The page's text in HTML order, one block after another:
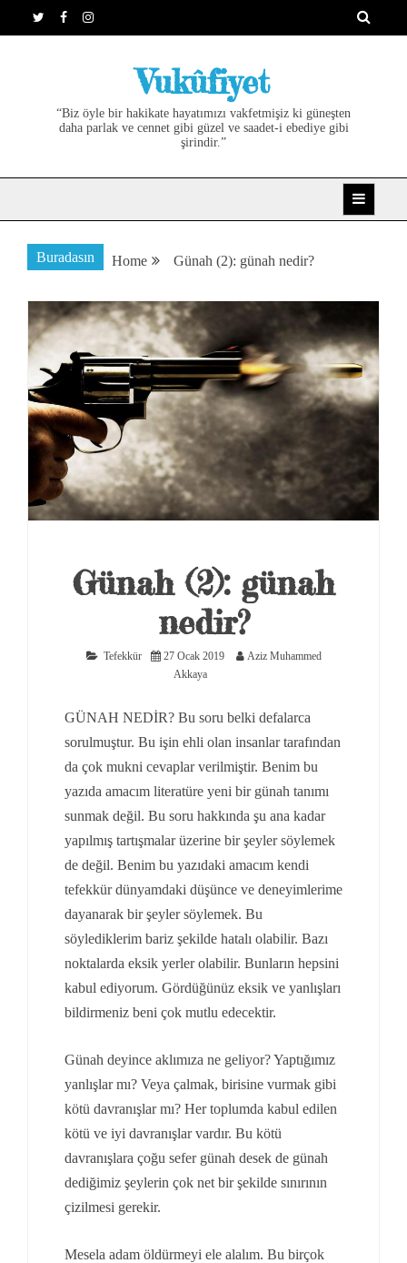
to
Vukûfiyet
“Biz öyle bir hakikate hayatımızı vakfetmişiz ki güneşten
daha parlak ve cennet gibi güzel ve saadet-i ebediye gibi
şirindir.”
Buradasın Home Günah (2): günah nedir?
Günah (2): günah
nedir?
Tefekkür 27 Ocak 2019
Aziz Muhammed
Akkaya
GÜNAH NEDİR? Bu soru belki defalarca
sorulmuştur. Bu işin ehli olan insanlar tarafından
da çok mukni cevaplar verilmiştir. Benim bu
yazıda amacım literatüre yeni bir günah tanımı
sunmak değil. Bu soru hakkında şu ana kadar
yapılmış tartışmalar üzerine bir şeyler söylemek
de değil. Benim bu yazıdaki amacım kendi
tefekkür dünyamdaki düşünce ve deneyimlerime
dayanarak bir şeyler söylemek. Bu
söylediklerim bariz şekilde hatalı olabilir. Bazı
noktalarda eksik yerler olabilir. Bunların hepsini
kabul ediyorum. Gördüğünüz eksik ve yanlışları
bildirmeniz beni çok mutlu edecektir.
Günah deyince aklımıza ne geliyor? Yaptığımız
yanlışlar mı? Veya çalmak, birisine vurmak gibi
kötü davranışlar mı? Her toplumda kabul edilen
kötü ve iyi davranışlar vardır. Bu kötü
davranışlara çoğu sefer günah desek de günah
dediğimiz şeylerin çok net bir şekilde sınırının
çizilmesi gerekir.
Mesela adam öldürmeyi ele alalım. Bu birçok